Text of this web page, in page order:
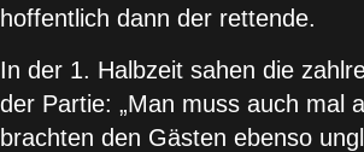
hoffentlich dann der rettende.
In der 1. Halbzeit sahen die
der Partie: „Man muss auch mal
brachten den Gästen ebenso